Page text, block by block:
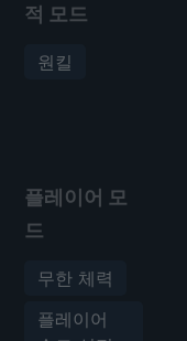
적 모드
원킬
플레이어 모
드
무한 체력
플레이어